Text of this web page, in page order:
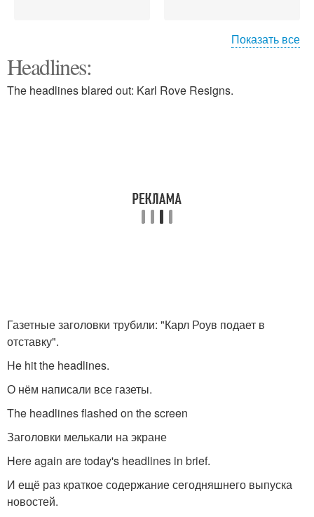
Различия между
монолитными плитами
Показать все
Headlines:
The headlines blared out: Karl Rove Resigns.
Газетные заголовки трубили: "Карл Роув подает в
отставку".
He hit the headlines.
О нём написали все газеты.
The headlines flashed on the screen
Заголовки мелькали на экране
Here again are today's headlines in brief.
И ещё раз краткое содержание сегодняшнего выпуска
новостей.